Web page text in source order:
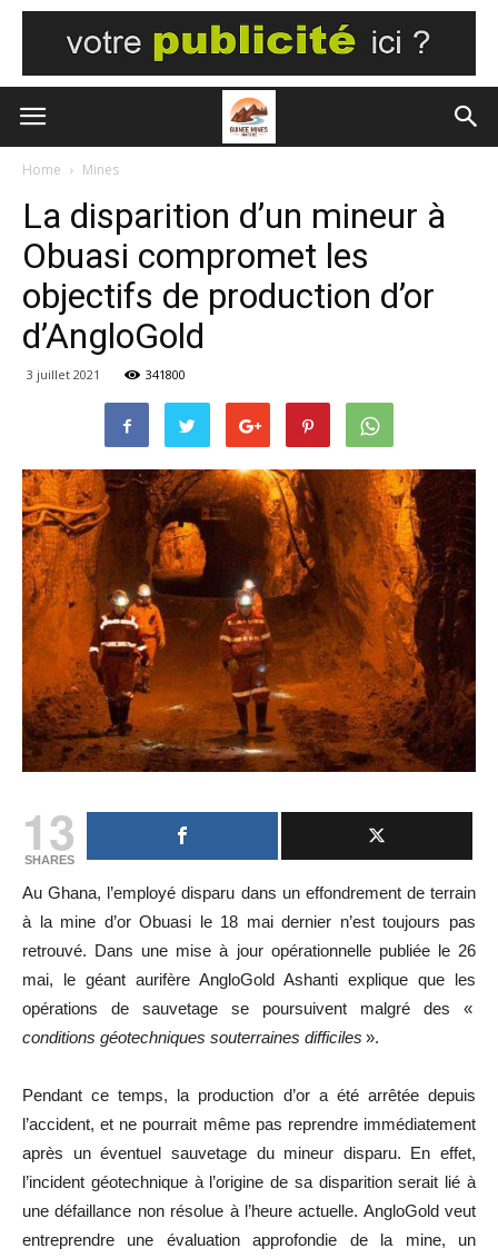
Home Mines
La disparition d’un mineur à
Obuasi compromet les
objectifs de production d’or
d’AngloGold
3 juillet 2021 341800
13
SHARES
Au Ghana, l’employé disparu dans un effondrement de terrain
à la mine d’or Obuasi le 18 mai dernier n’est toujours pas
retrouvé. Dans une mise à jour opérationnelle publiée le 26
mai, le géant aurifère AngloGold Ashanti explique que les
opérations de sauvetage se poursuivent malgré des «
conditions géotechniques souterraines difficiles ».
Pendant ce temps, la production d’or a été arrêtée depuis
l’accident, et ne pourrait même pas reprendre immédiatement
après un éventuel sauvetage du mineur disparu. En effet,
l’incident géotechnique à l’origine de sa disparition serait lié à
une défaillance non résolue à l’heure actuelle. AngloGold veut
entreprendre une évaluation approfondie de la mine, un